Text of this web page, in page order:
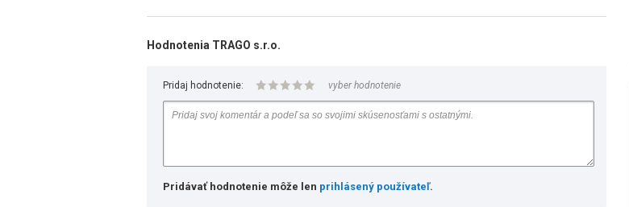
Hodnotenia TRAGO s.r.o.
Pridaj hodnotenie: vyber hodnotenie
Pridávať hodnotenie môže len prihlásený používateľ.